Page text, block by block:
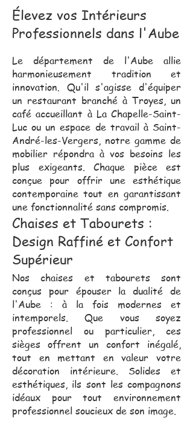
Élevez vos Intérieurs
Professionnels dans l'Aube
Le département de l'Aube allie
harmonieusement tradition et
innovation. Qu'il s'agisse d'équiper
un restaurant branché à Troyes, un
café accueillant à La Chapelle-Saint-
Luc ou un espace de travail à Saint-
André-les-Vergers, notre gamme de
mobilier répondra à vos besoins les
plus exigeants. Chaque pièce est
conçue pour offrir une esthétique
contemporaine tout en garantissant
une fonctionnalité sans compromis.
Chaises et Tabourets :
Design Raffiné et Confort
Supérieur
Nos chaises et tabourets sont
conçus pour épouser la dualité de
l'Aube : à la fois modernes et
intemporels. Que vous soyez
professionnel ou particulier, ces
sièges offrent un confort inégalé,
tout en mettant en valeur votre
décoration intérieure. Solides et
esthétiques, ils sont les compagnons
idéaux pour tout environnement
professionnel soucieux de son image.